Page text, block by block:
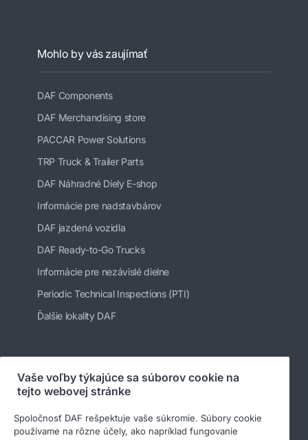
Mohlo by vás zaujímať
DAF Components
DAF Merchandising store
PACCAR Power Solutions
TRP Truck & Trailer Parts
DAF Náhradné Diely E-shop
Informácie pre nadstavbárov
DAF jazdená vozidla
DAF Ready-to-Go Trucks
Informácie pre nezávislé dielne
Periodic Technical Inspections (PTI)
Ďalšie lokality DAF
Sledujte nás
Vaše voľby týkajúce sa súborov cookie na
tejto webovej stránke
Spoločnosť DAF rešpektuje vaše súkromie. Súbory cookie
používame na rôzne účely, ako napríklad fungovanie